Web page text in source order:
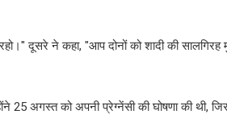
दूसरे ने कहा, "आप दोनों को शादी की सालगिरह
अगस्त को अपनी प्रेग्नेंसी की घोषणा की थी,